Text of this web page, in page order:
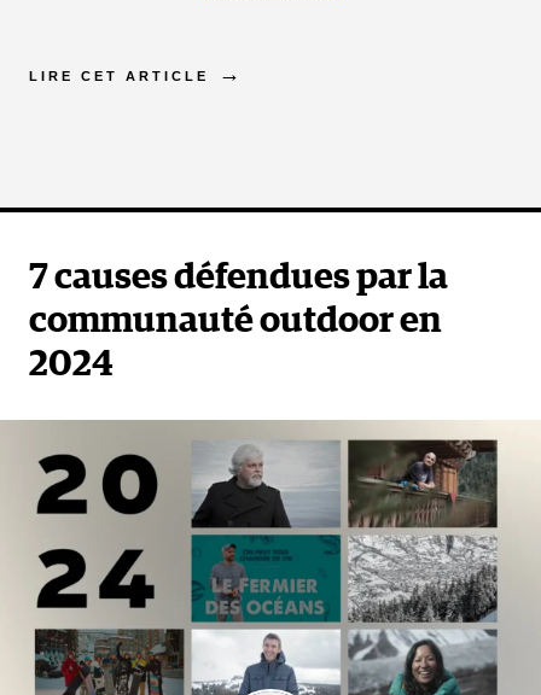
LIRE CET ARTICLE
7 causes défendues par la
communauté outdoor en
2024